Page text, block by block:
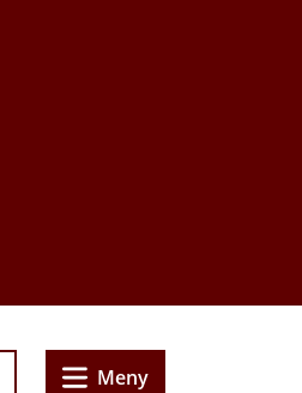
Meny